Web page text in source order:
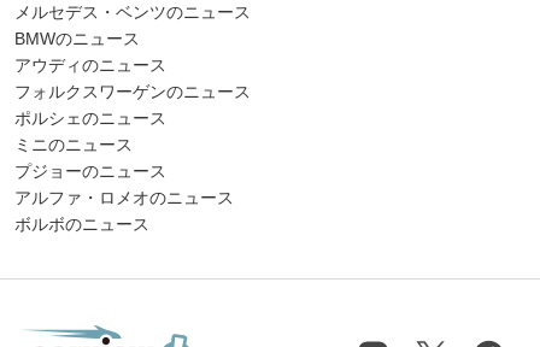
メルセデス・ベンツのニュース
BMWのニュース
アウディのニュース
フォルクスワーゲンのニュース
ポルシェのニュース
ミニのニュース
プジョーのニュース
アルファ・ロメオのニュース
ボルボのニュース